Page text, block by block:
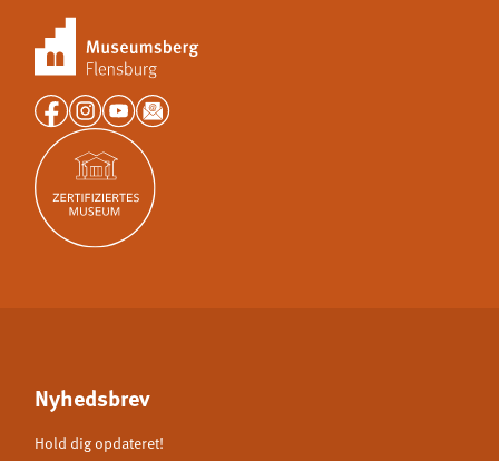
Nyhedsbrev
Hold dig opdateret!